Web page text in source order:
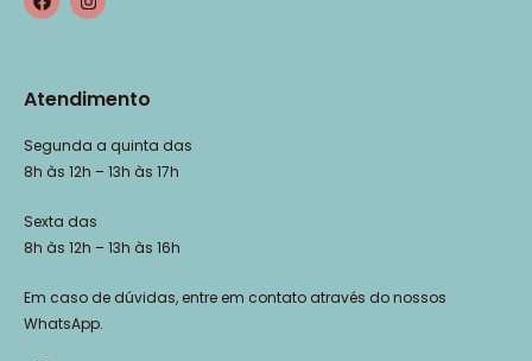
Atendimento
Segunda a quinta das
8h às 12h – 13h às 17h
Sexta das
8h às 12h – 13h às 16h
Em caso de dúvidas, entre em contato através do nossos
WhatsApp.